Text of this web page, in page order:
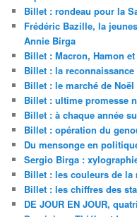
Billet : rondeau pour la
Frédéric Bazille, la
Annie Birga
Billet : Macron, Hamon
Billet : la
Billet : le marché de
Billet : ultime promesse
Billet : à chaque année
Billet : opération du
Du mensonge en
Sergio Birga :
Billet : les couleurs de la
Billet : les chiffres des
DE JOUR EN JOUR,